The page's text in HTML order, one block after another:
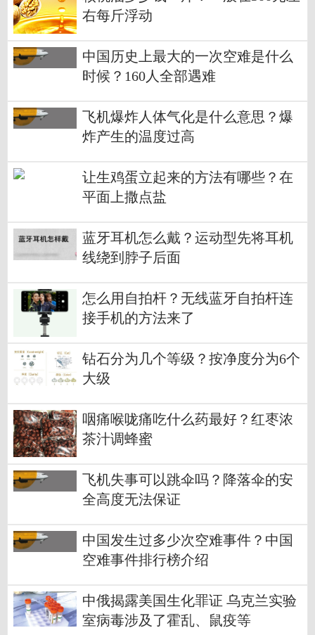
右每斤浮动
中国历史上最大的一次空难是什么
时候？160人全部遇难
飞机爆炸人体气化是什么意思？爆
炸产生的温度过高
让生鸡蛋立起来的方法有哪些？在
平面上撒点盐
蓝牙耳机怎么戴？运动型先将耳机
线绕到脖子后面
怎么用自拍杆？无线蓝牙自拍杆连
接手机的方法来了
钻石分为几个等级？按净度分为6个
大级
咽痛喉咙痛吃什么药最好？红枣浓
茶汁调蜂蜜
飞机失事可以跳伞吗？降落伞的安
全高度无法保证
中国发生过多少次空难事件？中国
空难事件排行榜介绍
中俄揭露美国生化罪证 乌克兰实验
室病毒涉及了霍乱、鼠疫等